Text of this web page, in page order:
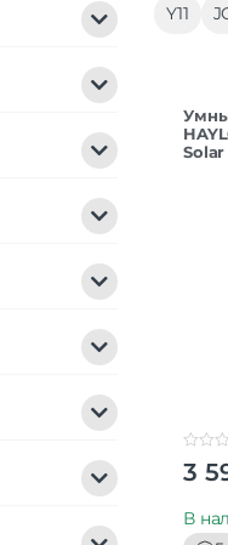
Y11
Solar
0
o
o
3
В